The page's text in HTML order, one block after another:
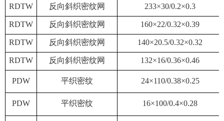
RDTW 反向斜织密纹网 233×30/0.2×0.3
RDTW 反向斜织密纹网 160×22/0.32×0.39
RDTW 反向斜织密纹网 140×20.5/0.32×0.32
RDTW 反向斜织密纹网 132×16/0.36×0.46
PDW 平织密纹 24×110/0.38×0.25
PDW 平织密纹 16×100/0.4×0.28